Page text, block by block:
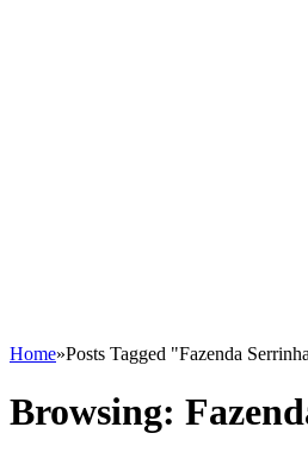
Home»Posts Tagged "Fazenda
Browsing: